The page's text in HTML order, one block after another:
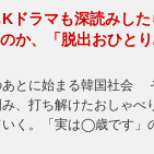
Kドラマも深読みし
か、「脱出おひと
とに始まる韓国社会
、打ち解けたおしゃ
く。「実は◯歳です」